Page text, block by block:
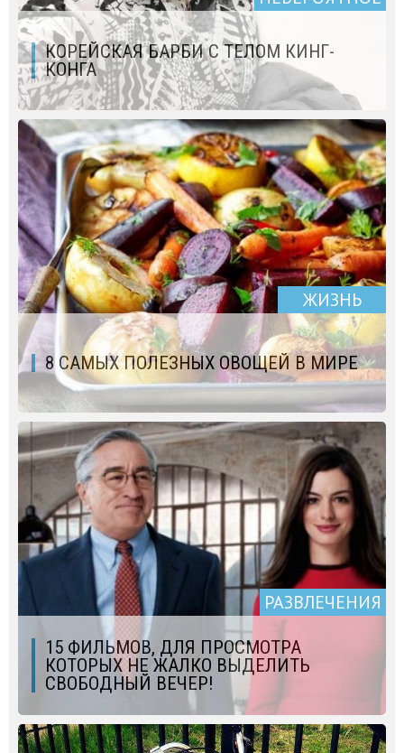
КОРЕЙСКАЯ БАРБИ С ТЕЛОМ КИНГ-
КОНГА
ЖИЗНЬ
8 САМЫХ ПОЛЕЗНЫХ ОВОЩЕЙ В МИРЕ
РАЗВЛЕЧЕНИЯ
15 ФИЛЬМОВ, ДЛЯ ПРОСМОТРА
КОТОРЫХ НЕ ЖАЛКО ВЫДЕЛИТЬ
СВОБОДНЫЙ ВЕЧЕР!